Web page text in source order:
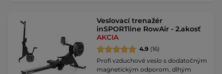
Veslovací trenažér
inSPORTline RowAir - 2.akosť
AKCIA
4.9 (16)
Profi vzduchové veslo s dodatočným
magnetickým odporom, dlhým